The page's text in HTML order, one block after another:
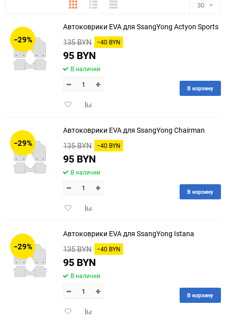
30
30
150
−29%
Автоковрики EVA для SsangYong Actyon Sports
135 BYN −40 BYN
95 BYN
В наличии
ДобавитьДобавить
В корзину
−29%
Автоковрики EVA для SsangYong Chairman
135 BYN −40 BYN
95 BYN
В наличии
ДобавитьДобавить
В корзину
−29%
Автоковрики EVA для SsangYong Istana
135 BYN −40 BYN
95 BYN
В наличии
ДобавитьДобавить
В корзину